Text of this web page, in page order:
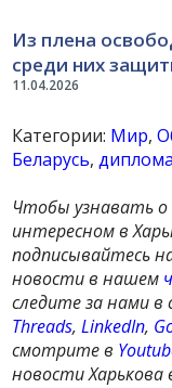
11.04.2026
Из плена
среди них
Категории: Мир,
Беларусь,
Чтобы узнавать
интересном в
подписывайтесь
новости в нашем
следите за нами в
Threads,LinkedIn,
смотрите в
новости